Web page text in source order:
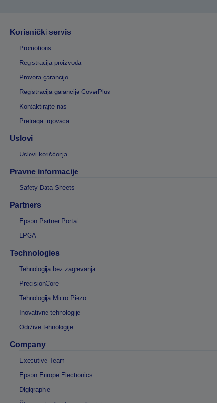
Korisnički servis
Promotions
Registracija proizvoda
Provera garancije
Registracija garancije CoverPlus
Kontaktirajte nas
Pretraga trgovaca
Uslovi
Uslovi korišćenja
Pravne informacije
Safety Data Sheets
Partners
Epson Partner Portal
LPGA
Technologies
Tehnologija bez zagrevanja
PrecisionCore
Tehnologija Micro Piezo
Inovativne tehnologije
Održive tehnologije
Company
Executive Team
Epson Europe Electronics
Digigraphie